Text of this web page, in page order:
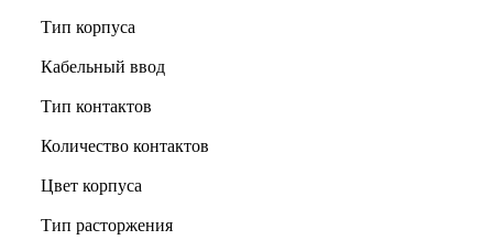
Тип корпуса
Кабельный ввод
Тип контактов
Количество контактов
Цвет корпуса
Тип расторжения